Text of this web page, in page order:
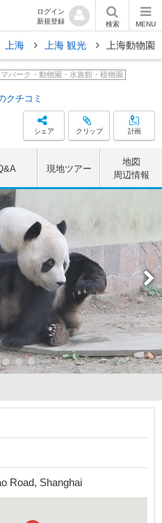
ログイン
新規登録
検索 MENU
上海 上海 観光 上海動物園
パーク・動物園・水族館・植物園
クチコミ
シェア クリップ 計画
現地ツアー
地図
周辺情報
Road, Shanghai